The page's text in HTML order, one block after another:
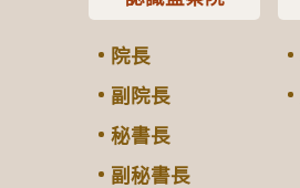
院長
副院長
秘書長
副秘書長